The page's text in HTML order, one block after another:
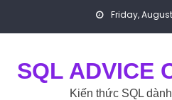
Friday,
SQL ADVICE
Kiến thức SQL